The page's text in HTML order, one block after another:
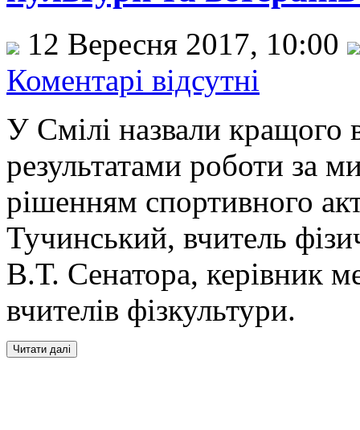
12 Вересня 2017, 10:00
Коментарі відсутні
У Смілі назвали кращого
результатами роботи за
рішенням спортивного
Тучинський, вчитель
В.Т. Сенатора, керівник
вчителів фізкультури.